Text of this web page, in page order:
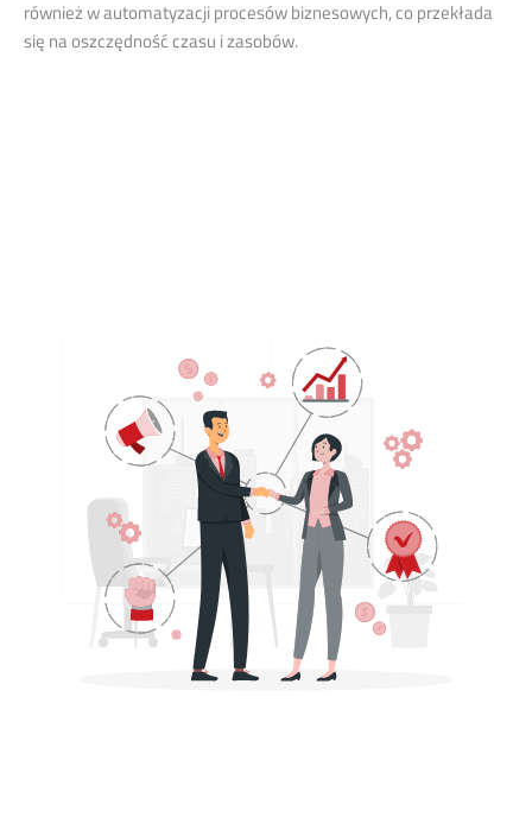
również w automatyzacji procesów biznesowych, co przekłada
się na oszczędność czasu i zasobów.